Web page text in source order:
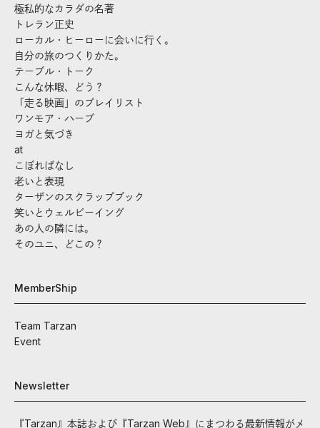
極私的なカラダの名著
トレラン正史
ローカル・ヒーローに会いに行く。
自分の旅のつくりかた。
テーブル・トーク
こんな休暇、どう？
「走る映画」のプレイリスト
ワンモア・ハーブ
ヨガと気づき
at
こぼればなし
老いと表現
ターザンのスクラップブック
笑いとウェルビーイング
あの人の隣には。
そのユニ、どこの？
MemberShip
Team Tarzan
Event
Newsletter
『Tarzan』本誌および『Tarzan Web』にまつわる最新情報がメ